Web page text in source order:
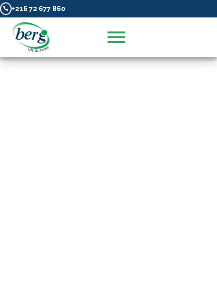
+216 72 677 860